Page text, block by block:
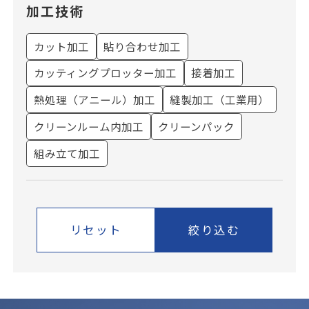
加工技術
カット加工
貼り合わせ加工
カッティングプロッター加工
接着加工
熱処理（アニール）加工
縫製加工（工業用）
クリーンルーム内加工
クリーンパック
組み立て加工
リセット 絞り込む